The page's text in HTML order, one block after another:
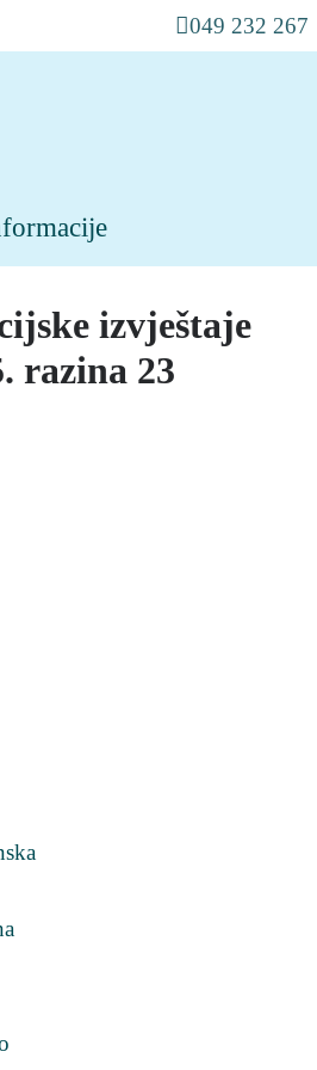
049 232 267
izvještaje
razina 23